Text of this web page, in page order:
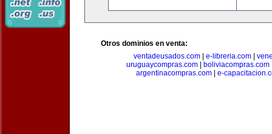
Otros dominios en venta:
ventadeusados.com| e-libreria.com|
uruguaycompras.com| boliviacompras.com
argentinacompras.com| e-